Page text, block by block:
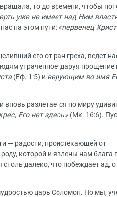
то до времени, чтобы
уже не имеет над Ним
на этом пути: «первенец
его от ран греха, ведет
утраченное, даруя прощение
(Еф. 1:5) и верующим во имя
разлетается по миру
Его нет здесь» (Мк. 16:6).
— радости, проистекающей от
которой и явлены нам блага
далеко, что побеждает ад,
царь Соломон. Но мы,